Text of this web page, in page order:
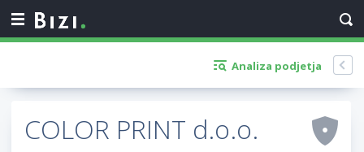
Analiza podjetja
COLOR PRINT d.o.o.